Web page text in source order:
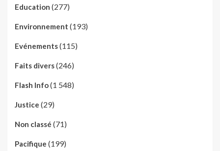
Education (277)
Environnement (193)
Evénements(115)
Faits divers(246)
Flash Info(1 548)
Justice (29)
Non classé (71)
Pacifique (199)